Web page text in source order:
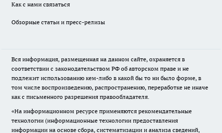
Как с нами связаться
Обзорные статьи и пресс-релизы
Вся информация, размещенная на данном сайте, охраняется в
соответствии с законодательством РФ об авторском праве и не
подлежит использованию кем-либо в какой бы то ни было форме, в
том числе воспроизведению, распространению, переработке не иначе
как с письменного разрешения правообладателя.
«На информационном ресурсе применяются рекомендательные
технологии (информационные технологии предоставления
информации на основе сбора, систематизации и анализа сведений,